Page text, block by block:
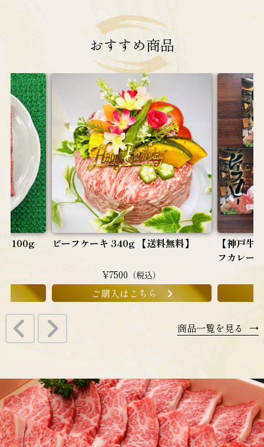
おすすめ商品
【送料無料】
はこちら
【神戸牛使用】日本一美味しいビー
¥6000
ご購入はこちら
商品一覧を見る →